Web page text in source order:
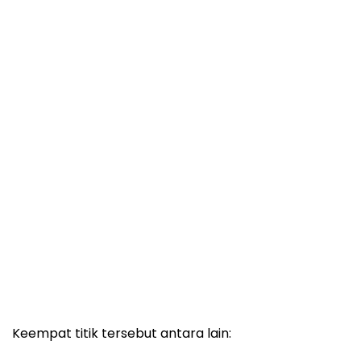
Keempat titik tersebut antara lain: